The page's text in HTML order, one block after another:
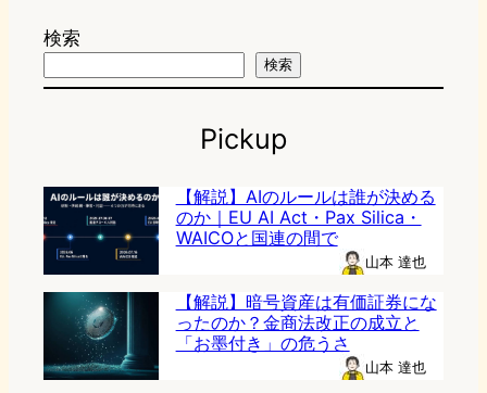
検索
検索
Pickup
【解説】AIのルールは誰が決める
のか｜EU AI Act・Pax Silica・
WAICOと国連の間で
山本 達也
【解説】暗号資産は有価証券にな
ったのか？金商法改正の成立と
「お墨付き」の危うさ
山本 達也